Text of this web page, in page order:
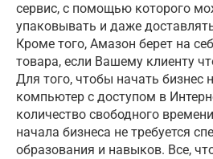
сервис, с помощью которого
упаковывать и даже
Кроме того, Амазон берет на
товара, если Вашему клиенту
Для того, чтобы начать бизнес
компьютер с доступом в
количество свободного
начала бизнеса не требуется
образования и навыков. Все,